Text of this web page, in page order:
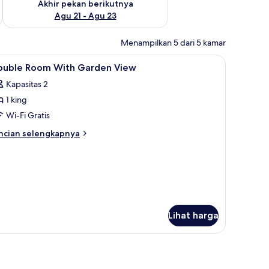
Akhir pekan berikutnya
Agu 21 - Agu 23
Menampilkan 5 dari 5 kamar
dan Wi-Fi gratis Minibar, meja kerja, dan Wi-Fi gratis
2 Room With Garden View
Kapasitas 2
1 king
Wi-Fi Gratis
selengkapnya
Lihat harga